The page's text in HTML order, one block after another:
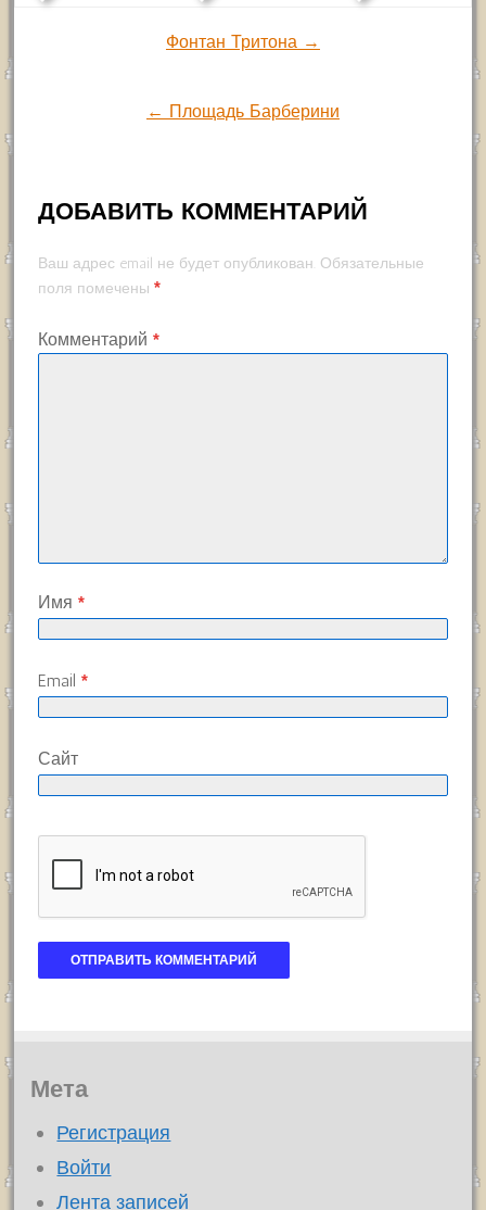
НавигацияФонтан Тритона →
← Площадь Барберини
ДОБАВИТЬ КОММЕНТАРИЙ
Ваш адрес email не будет опубликован. Обязательные
поля помечены *
Комментарий *
Имя *
Email *
Сайт
Мета
Регистрация
Войти
Лента записей